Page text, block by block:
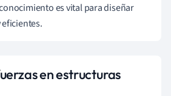
es vital para diseñar
en estructuras